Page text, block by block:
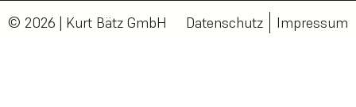
© 2026 | Kurt Bätz GmbH Datenschutz Impressum